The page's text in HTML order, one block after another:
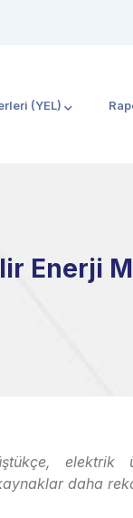
(YEL)
Enerji
elektrik
daha